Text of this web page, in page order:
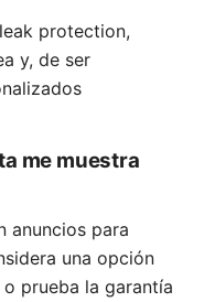
protection,
y, de ser
me muestra
anuncios para
una opción
prueba la garantía